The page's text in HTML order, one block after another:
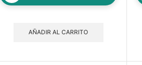
AÑADIR AL CARRITO